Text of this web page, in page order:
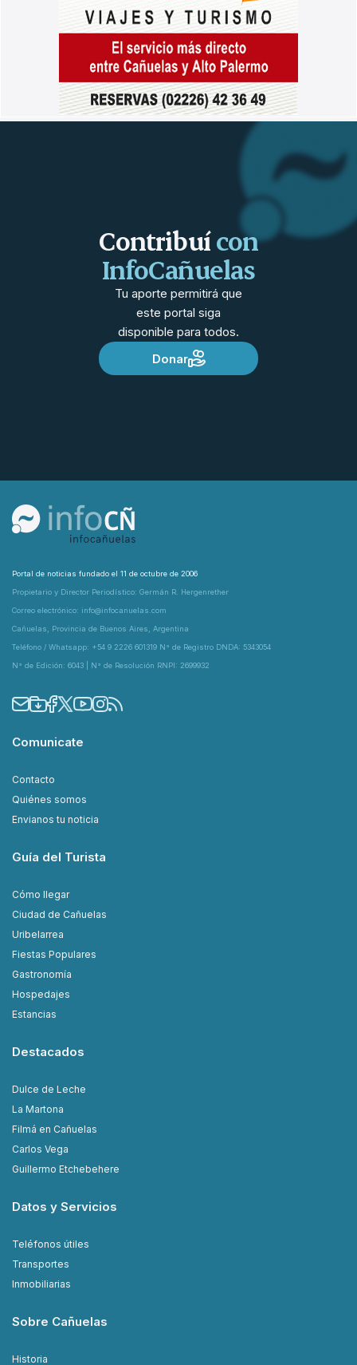
Contribuícon
InfoCañuelas
Tu aporte permitirá que
este portal siga
disponible para todos.
Donar
Portal de noticias fundado el 11 de octubre de 2006
Propietario y Director Periodístico: Germán R. Hergenrether
Correo electrónico: info@infocanuelas.com
Cañuelas, Provincia de Buenos Aires, Argentina
Teléfono / Whatsapp: +54 9 2226 601319 N° de Registro DNDA: 5343054
N° de Edición: 6043 | N° de Resolución RNPI: 2699932
Comunicate
Contacto
Quiénes somos
Envianos tu noticia
Guía del Turista
Cómo llegar
Ciudad de Cañuelas
Uribelarrea
Fiestas Populares
Gastronomía
Hospedajes
Estancias
Destacados
Dulce de Leche
La Martona
Filmá en Cañuelas
Carlos Vega
Guillermo Etchebehere
Datos y Servicios
Teléfonos útiles
Transportes
Inmobiliarias
Sobre Cañuelas
Historia